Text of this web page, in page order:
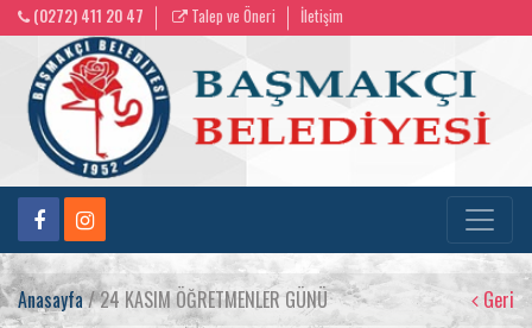
(0272) 411 20 47 Talep ve Öneri İletişim
Anasayfa/ 24 KASIM ÖĞRETMENLER GÜNÜ Geri